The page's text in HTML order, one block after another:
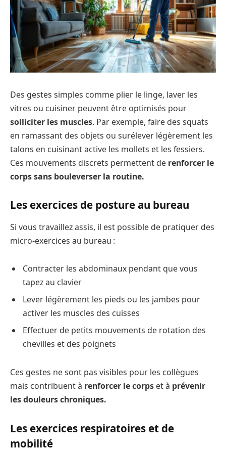
Des gestes simples comme plier le linge, laver les
vitres ou cuisiner peuvent être optimisés pour
solliciter les muscles. Par exemple, faire des squats
en ramassant des objets ou surélever légèrement les
talons en cuisinant active les mollets et les fessiers.
Ces mouvements discrets permettent de renforcer le
corps sans bouleverser la routine.
Les exercices de posture au bureau
Si vous travaillez assis, il est possible de pratiquer des
micro-exercices au bureau :
Contracter les abdominaux pendant que vous
tapez au clavier
Lever légèrement les pieds ou les jambes pour
activer les muscles des cuisses
Effectuer de petits mouvements de rotation des
chevilles et des poignets
Ces gestes ne sont pas visibles pour les collègues
mais contribuent à renforcer le corps et à prévenir
les douleurs chroniques.
Les exercices respiratoires et de
mobilité